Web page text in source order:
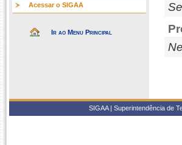
Acessar o SIGAA
Ir ao Menu Principal
SIGAA | Superintendência de